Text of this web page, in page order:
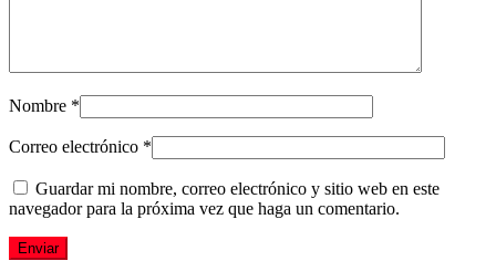
Nombre *
Correo electrónico *
Guardar mi nombre, correo electrónico y sitio web en este
navegador para la próxima vez que haga un comentario.